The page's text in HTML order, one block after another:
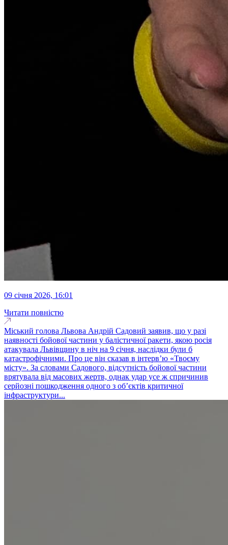
09 січня 2026, 16:01
Читати повністю
Міський голова Львова Андрій Садовий заявив, що у разі
наявності бойової частини у балістичної ракети, якою росія
атакувала Львівщину в ніч на 9 січня, наслідки були б
катастрофічними. Про це він сказав в інтерв’ю «Твоєму
місту». За словами Садового, відсутність бойової частини
врятувала від масових жертв, однак удар усе ж спричинив
серйозні пошкодження одного з об’єктів критичної
інфраструктури...